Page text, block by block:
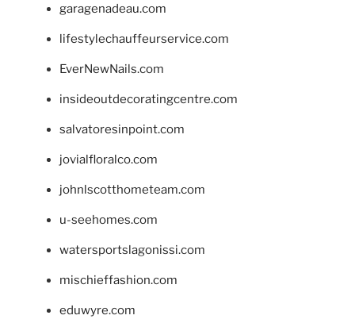
garagenadeau.com
lifestylechauffeurservice.com
EverNewNails.com
insideoutdecoratingcentre.com
salvatoresinpoint.com
jovialfloralco.com
johnlscotthometeam.com
u-seehomes.com
watersportslagonissi.com
mischieffashion.com
eduwyre.com